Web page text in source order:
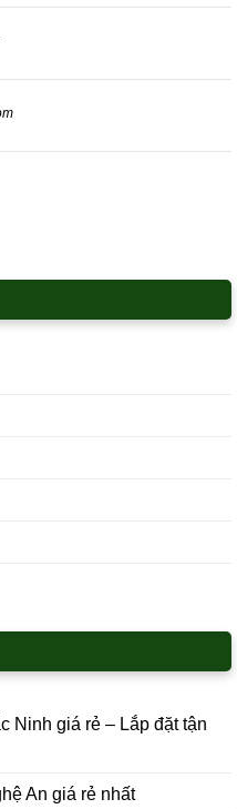
Ninh giá rẻ – Lắp đặt tận
An giá rẻ nhất